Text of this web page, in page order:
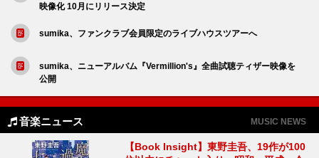
映像化 10月にリリース決定
sumika、ファンクラブ会員限定のライブハウスツアーへ
sumika、ニューアルバム『Vermillion's』全曲試聴ティザー映像を
公開
音楽ニュース MUSIC NEWS
【Book Insight】東野圭吾、19作が100